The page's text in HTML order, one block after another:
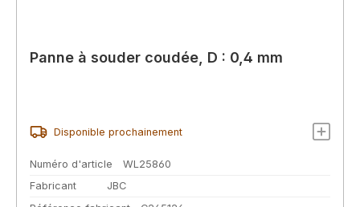
Panne à souder coudée, D : 0,4 mm
Disponible prochainement
Numéro d'article
WL25860
Fabricant
JBC